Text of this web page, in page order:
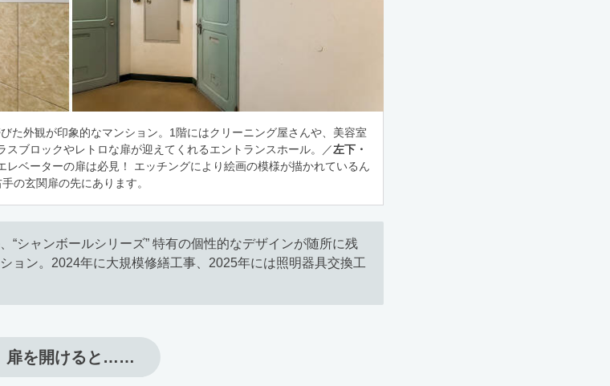
た外観が印象的なマンション。1階にはクリーニング屋さんや、美容室
スブロックやレトロな扉が迎えてくれるエントランスホール。／左下・
ベーターの扉は必見！ エッチングにより絵画の模様が描かれているん
の玄関扉の先にあります。
“シャンボールシリーズ” 特有の個性的なデザインが随所に残
ョン。2024年に大規模修繕工事、2025年には照明器具交換工
扉を開けると……